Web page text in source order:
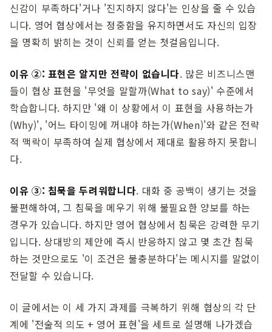
신감이 부족하다'거나 '진지하지 않다'는 인상을 줄 수 있습
니다. 영어 협상에서는 정중함을 유지하면서도 자신의 입장
을 명확히 밝히는 것이 신뢰를 얻는 첫걸음입니다.
이유 ②: 표현은 알지만 전략이 없습니다. 많은 비즈니스맨
들이 협상 표현을 '무엇을 말할까(What to say)' 수준에서
학습합니다. 하지만 '왜 이 상황에서 이 표현을 사용하는가
(Why)', '어느 타이밍에 꺼내야 하는가(When)'와 같은 전략
적 맥락이 부족하여 실제 협상에서 제대로 활용하지 못합니
다.
이유 ③: 침묵을 두려워합니다. 대화 중 공백이 생기는 것을
불편해하여, 그 침묵을 메우기 위해 불필요한 양보를 하는
경우가 있습니다. 하지만 영어 협상에서 침묵은 강력한 무기
입니다. 상대방의 제안에 즉시 반응하지 않고 몇 초간 침묵
하는 것만으로도 '이 조건은 불충분하다'는 메시지를 말없이
전달할 수 있습니다.
이 글에서는 이 세 가지 과제를 극복하기 위해 협상의 각 단
계에 '전술적 의도 + 영어 표현'을 세트로 설명해 나가겠습